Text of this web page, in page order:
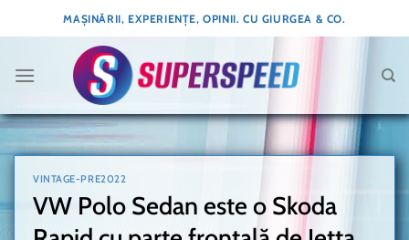
to
MAȘINĂRII, EXPERIENȚE, OPINII. CU GIURGEA & CO.
VINTAGE-PRE2022
VW Polo Sedan este o Skoda